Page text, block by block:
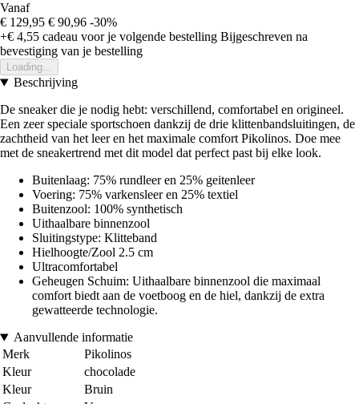
Vanaf
€ 129,95 € 90,96 -30%
+€ 4,55 cadeau voor je volgende bestelling Bijgeschreven na
bevestiging van je bestelling
Loading...
Beschrijving
De sneaker die je nodig hebt: verschillend, comfortabel en origineel.
Een zeer speciale sportschoen dankzij de drie klittenbandsluitingen, de
zachtheid van het leer en het maximale comfort Pikolinos. Doe mee
met de sneakertrend met dit model dat perfect past bij elke look.
Buitenlaag: 75% rundleer en 25% geitenleer
Voering: 75% varkensleer en 25% textiel
Buitenzool: 100% synthetisch
Uithaalbare binnenzool
Sluitingstype: Klitteband
Hielhoogte/Zool 2.5 cm
Ultracomfortabel
Geheugen Schuim: Uithaalbare binnenzool die maximaal
comfort biedt aan de voetboog en de hiel, dankzij de extra
gewatteerde technologie.
Aanvullende informatie
Merk
Pikolinos
Kleur
chocolade
Kleur
Bruin